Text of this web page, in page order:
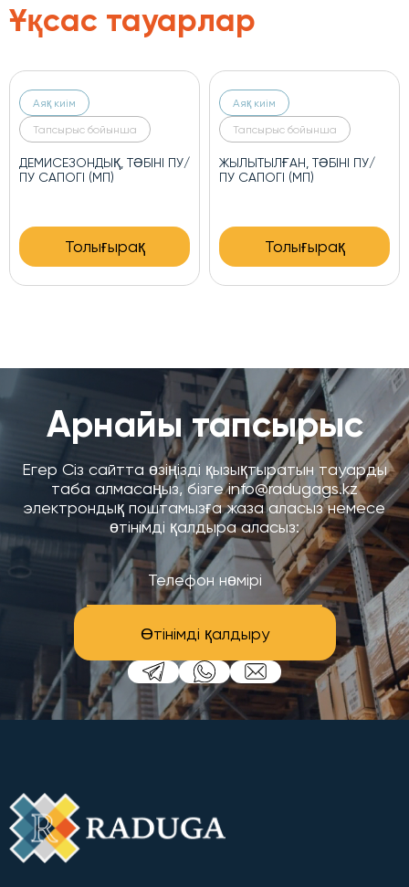
Ұқсас тауарлар
Аяқ киім
Тапсырыс бойынша
ДЕМИСЕЗОНДЫҚ, ТӘБІНІ ПУ/
ПУ САПОГІ (МП)
Толығырақ
Аяқ киім
Тапсырыс бойынша
ЖЫЛЫТЫЛҒАН, ТӘБІНІ ПУ/
ПУ САПОГІ (МП)
Толығырақ
Арнайы тапсырыс
Егер Сіз сайтта өзіңізді қызықтыратын тауарды
таба алмасаңыз, бізге info@radugags.kz
электрондық поштамызға жаза аласыз немесе
өтінімді қалдыра аласыз:
Өтінімді қалдыру